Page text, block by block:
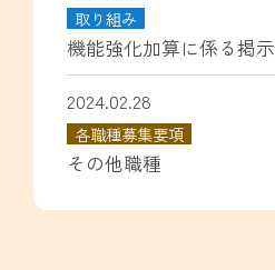
取り組み
機能強化加算に係る掲示
2024.02.28
各職種募集要項
その他職種